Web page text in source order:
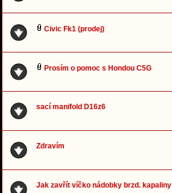
Civic Fk1 (prodej)
Prosím o pomoc s Hondou C5G
sací manifold D16z6
Zdravím
Jak zavřít víčko nádobky brzd. kapaliny